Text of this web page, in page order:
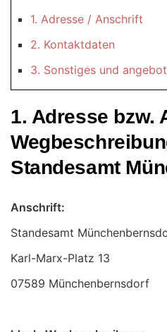
1. Adresse / Anschrift
2. Kontaktdaten
3. Sonstiges und
1. Adresse bzw.
Standesamt
Anschrift:
Standesamt
07589 Münchenbernsdorf